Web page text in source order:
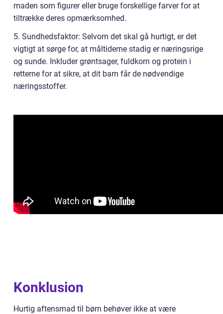
maden som figurer eller bruge forskellige farver for at
tiltrække deres opmærksomhed.
5. Sundhedsfaktor: Selvom det skal gå hurtigt, er det
vigtigt at sørge for, at måltiderne stadig er næringsrige
og sunde. Inkluder grøntsager, fuldkorn og protein i
retterne for at sikre, at dit barn får de nødvendige
næringsstoffer.
Konklusion
Hurtig aftensmad til børn behøver ikke at være